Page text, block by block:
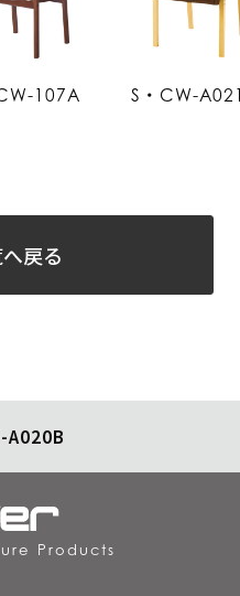
107A S・CW-
戻る
A020B
Products